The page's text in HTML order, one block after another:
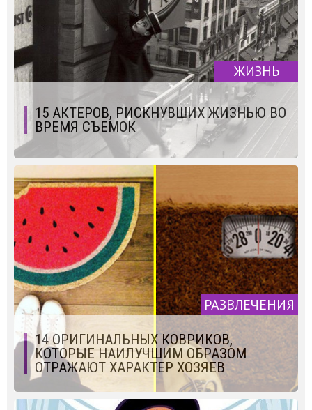
ЖИЗНЬ
15 АКТЕРОВ, РИСКНУВШИХ ЖИЗНЬЮ ВО
ВРЕМЯ СЪЕМОК
РАЗВЛЕЧЕНИЯ
14 ОРИГИНАЛЬНЫХ КОВРИКОВ,
КОТОРЫЕ НАИЛУЧШИМ ОБРАЗОМ
ОТРАЖАЮТ ХАРАКТЕР ХОЗЯЕВ